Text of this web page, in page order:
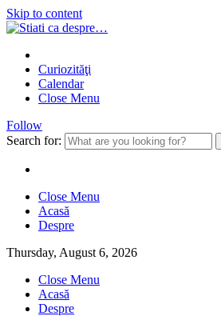
Skip to content
Curiozităţi
Calendar
Close Menu
Follow
Search for:
Close Menu
Acasă
Despre
Thursday, August 6, 2026
Close Menu
Acasă
Despre